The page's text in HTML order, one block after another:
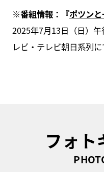
※番組情報：『ポツン
2025年7月13日（日）
レビ・テレビ朝日系列
フォト